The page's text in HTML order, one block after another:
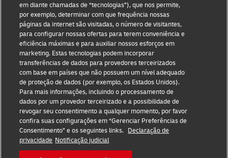
Informações adicionais
Configurações de cookies
Siga-nos
2026 © - todos os direitos reservados
em diante chamadas de “tecnologias”), que nos permite,
por exemplo, determinar com que frequência nossas
páginas da internet são visitadas, o número de visitantes,
para configurar nossas ofertas para terem conveniência e
eficiência máximas e para auxiliar nossos esforços em
marketing. Estas tecnologias podem incorporar
transferências de dados para provedores terceirizados
com base em países que não possuem um nível adequado
de proteção de dados (por exemplo, os Estados Unidos).
Para mais informações, incluindo o processamento de
dados por um provedor terceirizado e a possibilidade de
revogar seu consentimento a qualquer momento, por favor
confira suas configurações em “Gerenciar Preferências de
Consentimento” e os seguintes links. Declaração de
privacidade Notificação judicial